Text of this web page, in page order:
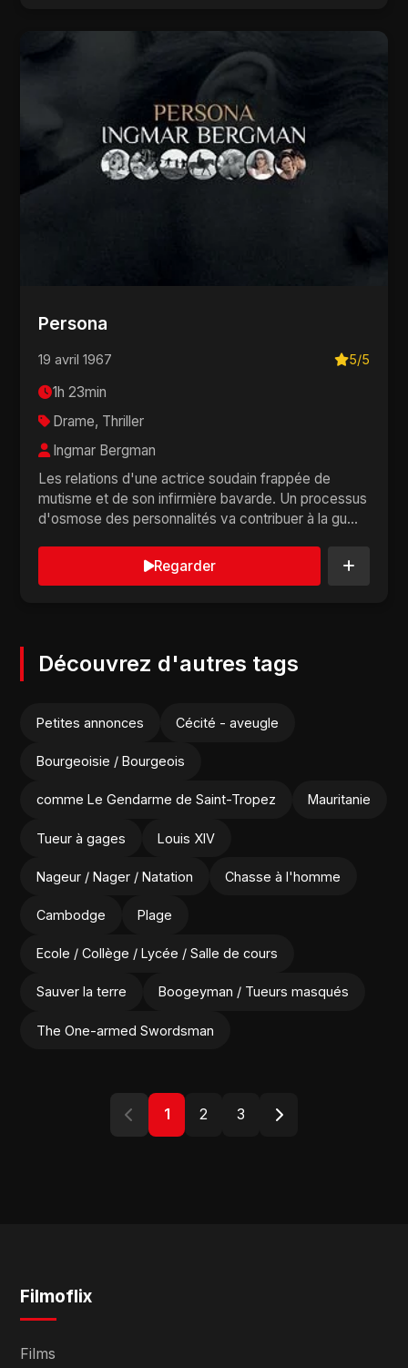
Persona
19 avril 1967 5/5
1h 23min
Drame, Thriller
Ingmar Bergman
Les relations d'une actrice soudain frappée de
mutisme et de son infirmière bavarde. Un processus
d'osmose des personnalités va contribuer à la gu...
Regarder
Découvrez d'autres tags
Petites annonces Cécité - aveugle
Bourgeoisie / Bourgeois
comme Le Gendarme de Saint-Tropez Mauritanie
Tueur à gages Louis XIV
Nageur / Nager / Natation Chasse à l'homme
Cambodge Plage
Ecole / Collège / Lycée / Salle de cours
Sauver la terre Boogeyman / Tueurs masqués
The One-armed Swordsman
1 2 3
Filmoflix
Films